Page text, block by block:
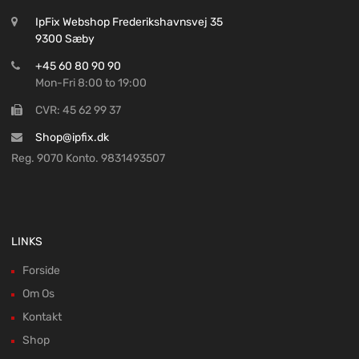
IpFix Webshop Frederikshavnsvej 35
9300 Sæby
+45 60 80 90 90
Mon-Fri 8:00 to 19:00
CVR: 45 62 99 37
Shop@ipfix.dk
Reg. 9070 Konto. 9831493507
LINKS
Forside
Om Os
Kontakt
Shop